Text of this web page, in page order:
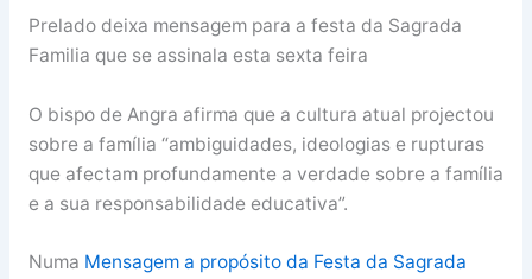
Prelado deixa mensagem para a festa da Sagrada
Familia que se assinala esta sexta feira
O bispo de Angra afirma que a cultura atual projectou
sobre a família “ambiguidades, ideologias e rupturas
que afectam profundamente a verdade sobre a família
e a sua responsabilidade educativa”.
Numa Mensagem a propósito da Festa da Sagrada